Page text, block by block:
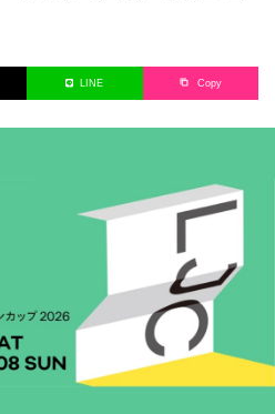
LINE Copy